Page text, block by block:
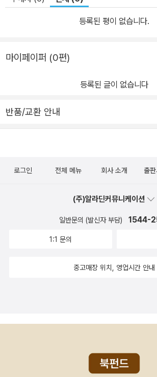
등록된 평이 없습니다.
마이페이퍼 (0편)
등록된 글이 없습니다
반품/교환 안내
로그인 전체 메뉴 회사 소개 출
(주)알라딘커뮤니케이션
일반문의 (발신자 부담) 1544-
1:1 문의
중고매장 위치, 영업시간 안내